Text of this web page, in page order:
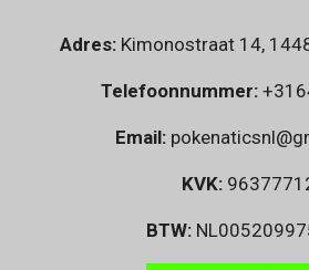
Adres:Kimonostraat 14,
Telefoonnummer:
Email:
KVK:
BTW: